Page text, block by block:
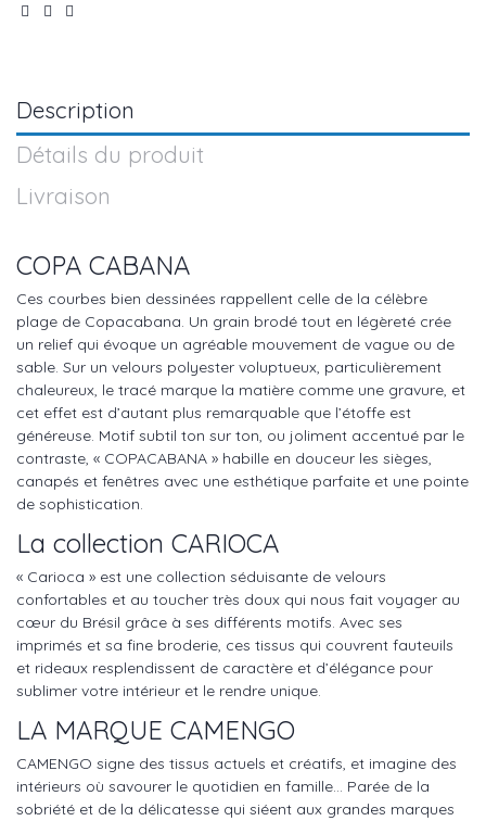
Description
Détails du produit
Livraison
COPA CABANA
Ces courbes bien dessinées rappellent celle de la célèbre
plage de Copacabana. Un grain brodé tout en légèreté crée
un relief qui évoque un agréable mouvement de vague ou de
sable. Sur un velours polyester voluptueux, particulièrement
chaleureux, le tracé marque la matière comme une gravure, et
cet effet est d’autant plus remarquable que l’étoffe est
généreuse. Motif subtil ton sur ton, ou joliment accentué par le
contraste, « COPACABANA » habille en douceur les sièges,
canapés et fenêtres avec une esthétique parfaite et une pointe
de sophistication.
La collection CARIOCA
« Carioca » est une collection séduisante de velours
confortables et au toucher très doux qui nous fait voyager au
cœur du Brésil grâce à ses différents motifs. Avec ses
imprimés et sa fine broderie, ces tissus qui couvrent fauteuils
et rideaux resplendissent de caractère et d’élégance pour
sublimer votre intérieur et le rendre unique.
LA MARQUE CAMENGO
CAMENGO signe des tissus actuels et créatifs, et imagine des
intérieurs où savourer le quotidien en famille… Parée de la
sobriété et de la délicatesse qui siéent aux grandes marques